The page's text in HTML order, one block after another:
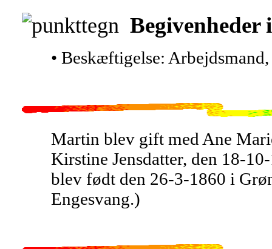
Begivenheder
• Beskæftigelse:
Martin blev gift med Ane
Kirstine Jensdatter, den 18-
blev født den 26-3-1860 i
Engesvang.)